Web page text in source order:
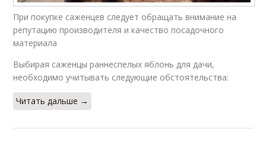
При покупке саженцев следует обращать внимание на
репутацию производителя и качество посадочного
материала
Выбирая саженцы раннеспелых яблонь для дачи,
необходимо учитывать следующие обстоятельства:
Читать дальше →